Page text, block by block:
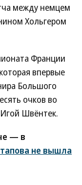
между немцем
Хольгером
Франции
впервые
Большого
очков во
Швёнтек.
— в
не вышла